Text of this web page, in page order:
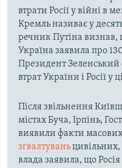
втрати Росії у війні в
Кремль називає у
речник Путіна визнав,
Україна заявила про
Президент Зеленський
втрат України і Росії у
Після звільнення
містах Буча, Ірпінь,
виявили факти масових
зґвалтуваньцивільних,
влада заявила, що